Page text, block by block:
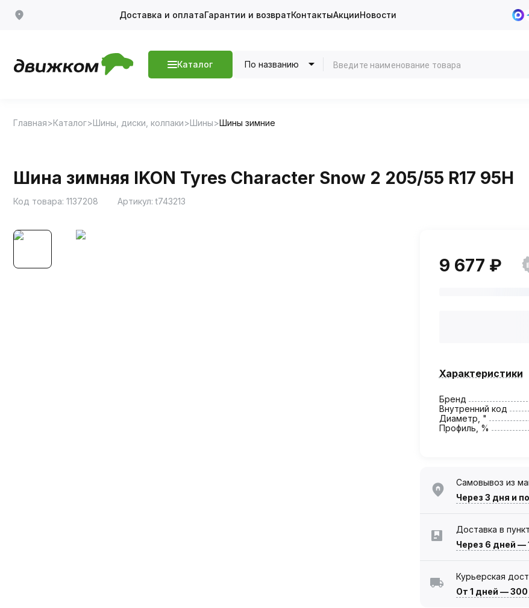
Доставка и оплатаГарантии и возвратКонтактыАкцииНовости
Каталог По названию
Главная Каталог Шины, диски, колпаки Шины Шины зимние
Шина зимняя IKON Tyres Character Snow 2 205/55 R17 95H
Код товара: 1137208 Артикул:t743213
9 677 ₽
Характеристики
Бренд
Внутренний код
Диаметр, "
Профиль, %
Самовывоз из
Через 3 дня и
Доставка в
Через 6 дней —
Курьерская
От 1 дней —300